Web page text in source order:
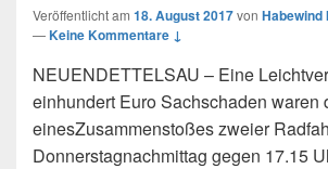
Veröffentlicht am 18. August 2017von
—Keine Kommentare ↓
NEUENDETTELSAU – Eine
einhundert Euro Sachschaden waren
einesZusammenstoßes zweier
Donnerstagnachmittag gegen 17.15